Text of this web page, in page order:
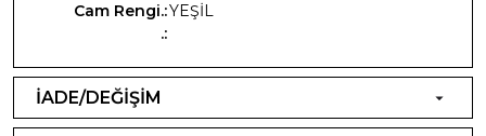
Cam Rengi.:YEŞİL
.:
İADE/DEĞİŞİM